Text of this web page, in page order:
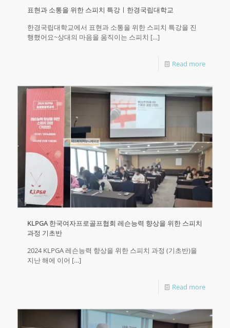
표현과 소통을 위한 스피치 특강ㅣ한경국립대학교
한경국립대학교에서 표현과 소통을 위한 스피치 특강을 진
행했어요~상대의 마음을 움직이는 스피치 […]
Read more
KLPGA 한국여자프로골프협회 레슨능력 향상을 위한 스피치
과정 기초반
2024 KLPGA 레슨능력 향상을 위한 스피치 과정 (기초반)을
지난 해에 이어 […]
Read more